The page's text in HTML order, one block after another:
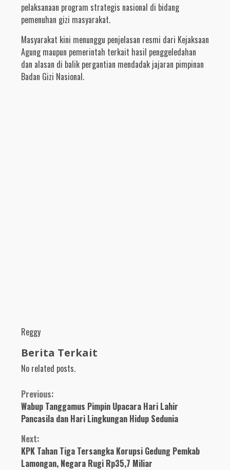
pelaksanaan program strategis nasional di bidang
pemenuhan gizi masyarakat.
Masyarakat kini menunggu penjelasan resmi dari Kejaksaan
Agung maupun pemerintah terkait hasil penggeledahan
dan alasan di balik pergantian mendadak jajaran pimpinan
Badan Gizi Nasional.
Reggy
Berita Terkait
No related posts.
Continue
Reading
Previous:
Wabup Tanggamus Pimpin Upacara Hari Lahir
Pancasila dan Hari Lingkungan Hidup Sedunia
Next:
KPK Tahan Tiga Tersangka Korupsi Gedung Pemkab
Lamongan, Negara Rugi Rp35,7 Miliar